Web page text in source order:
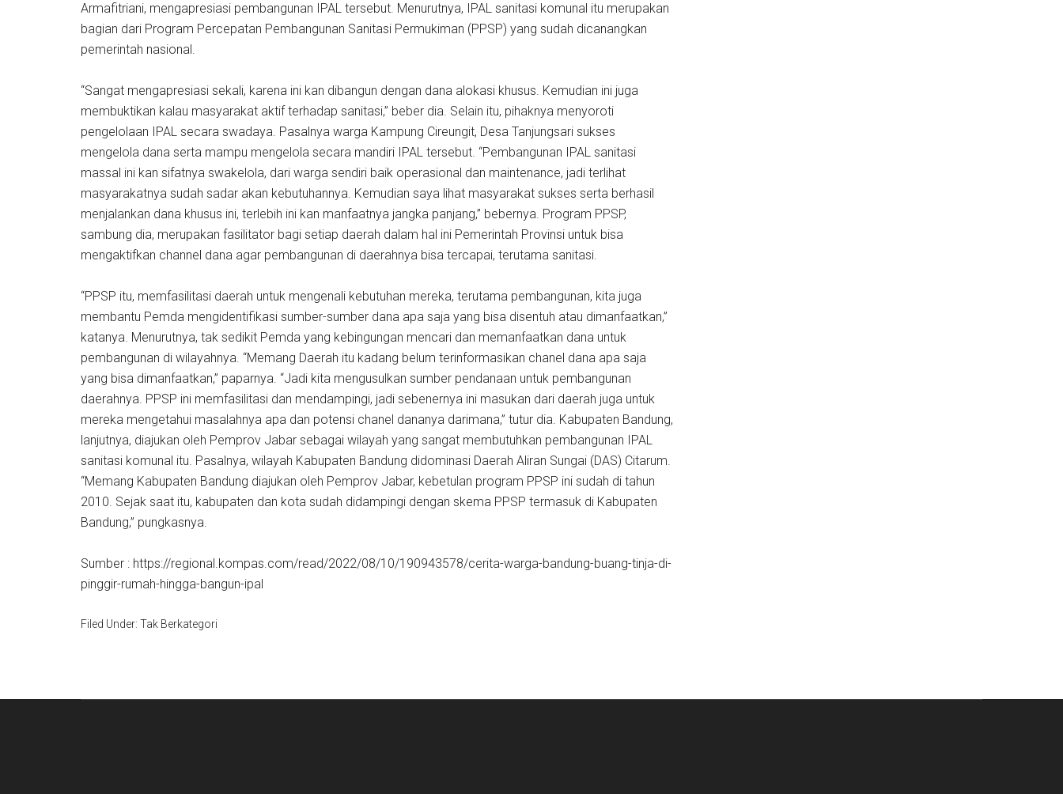
Armafitriani, mengapresiasi pembangunan IPAL tersebut. Menurutnya, IPAL sanitasi komunal itu merupakan
bagian dari Program Percepatan Pembangunan Sanitasi Permukiman (PPSP) yang sudah dicanangkan
pemerintah nasional.
“Sangat mengapresiasi sekali, karena ini kan dibangun dengan dana alokasi khusus. Kemudian ini juga
membuktikan kalau masyarakat aktif terhadap sanitasi,” beber dia. Selain itu, pihaknya menyoroti
pengelolaan IPAL secara swadaya. Pasalnya warga Kampung Cireungit, Desa Tanjungsari sukses
mengelola dana serta mampu mengelola secara mandiri IPAL tersebut. “Pembangunan IPAL sanitasi
massal ini kan sifatnya swakelola, dari warga sendiri baik operasional dan maintenance, jadi terlihat
masyarakatnya sudah sadar akan kebutuhannya. Kemudian saya lihat masyarakat sukses serta berhasil
menjalankan dana khusus ini, terlebih ini kan manfaatnya jangka panjang,” bebernya. Program PPSP,
sambung dia, merupakan fasilitator bagi setiap daerah dalam hal ini Pemerintah Provinsi untuk bisa
mengaktifkan channel dana agar pembangunan di daerahnya bisa tercapai, terutama sanitasi.
“PPSP itu, memfasilitasi daerah untuk mengenali kebutuhan mereka, terutama pembangunan, kita juga
membantu Pemda mengidentifikasi sumber-sumber dana apa saja yang bisa disentuh atau dimanfaatkan,”
katanya. Menurutnya, tak sedikit Pemda yang kebingungan mencari dan memanfaatkan dana untuk
pembangunan di wilayahnya. “Memang Daerah itu kadang belum terinformasikan chanel dana apa saja
yang bisa dimanfaatkan,” paparnya. “Jadi kita mengusulkan sumber pendanaan untuk pembangunan
daerahnya. PPSP ini memfasilitasi dan mendampingi, jadi sebenernya ini masukan dari daerah juga untuk
mereka mengetahui masalahnya apa dan potensi chanel dananya darimana,” tutur dia. Kabupaten Bandung,
lanjutnya, diajukan oleh Pemprov Jabar sebagai wilayah yang sangat membutuhkan pembangunan IPAL
sanitasi komunal itu. Pasalnya, wilayah Kabupaten Bandung didominasi Daerah Aliran Sungai (DAS) Citarum.
“Memang Kabupaten Bandung diajukan oleh Pemprov Jabar, kebetulan program PPSP ini sudah di tahun
2010. Sejak saat itu, kabupaten dan kota sudah didampingi dengan skema PPSP termasuk di Kabupaten
Bandung,” pungkasnya.
Sumber : https://regional.kompas.com/read/2022/08/10/190943578/cerita-warga-bandung-buang-tinja-di-
pinggir-rumah-hingga-bangun-ipal
Filed Under: Tak Berkategori